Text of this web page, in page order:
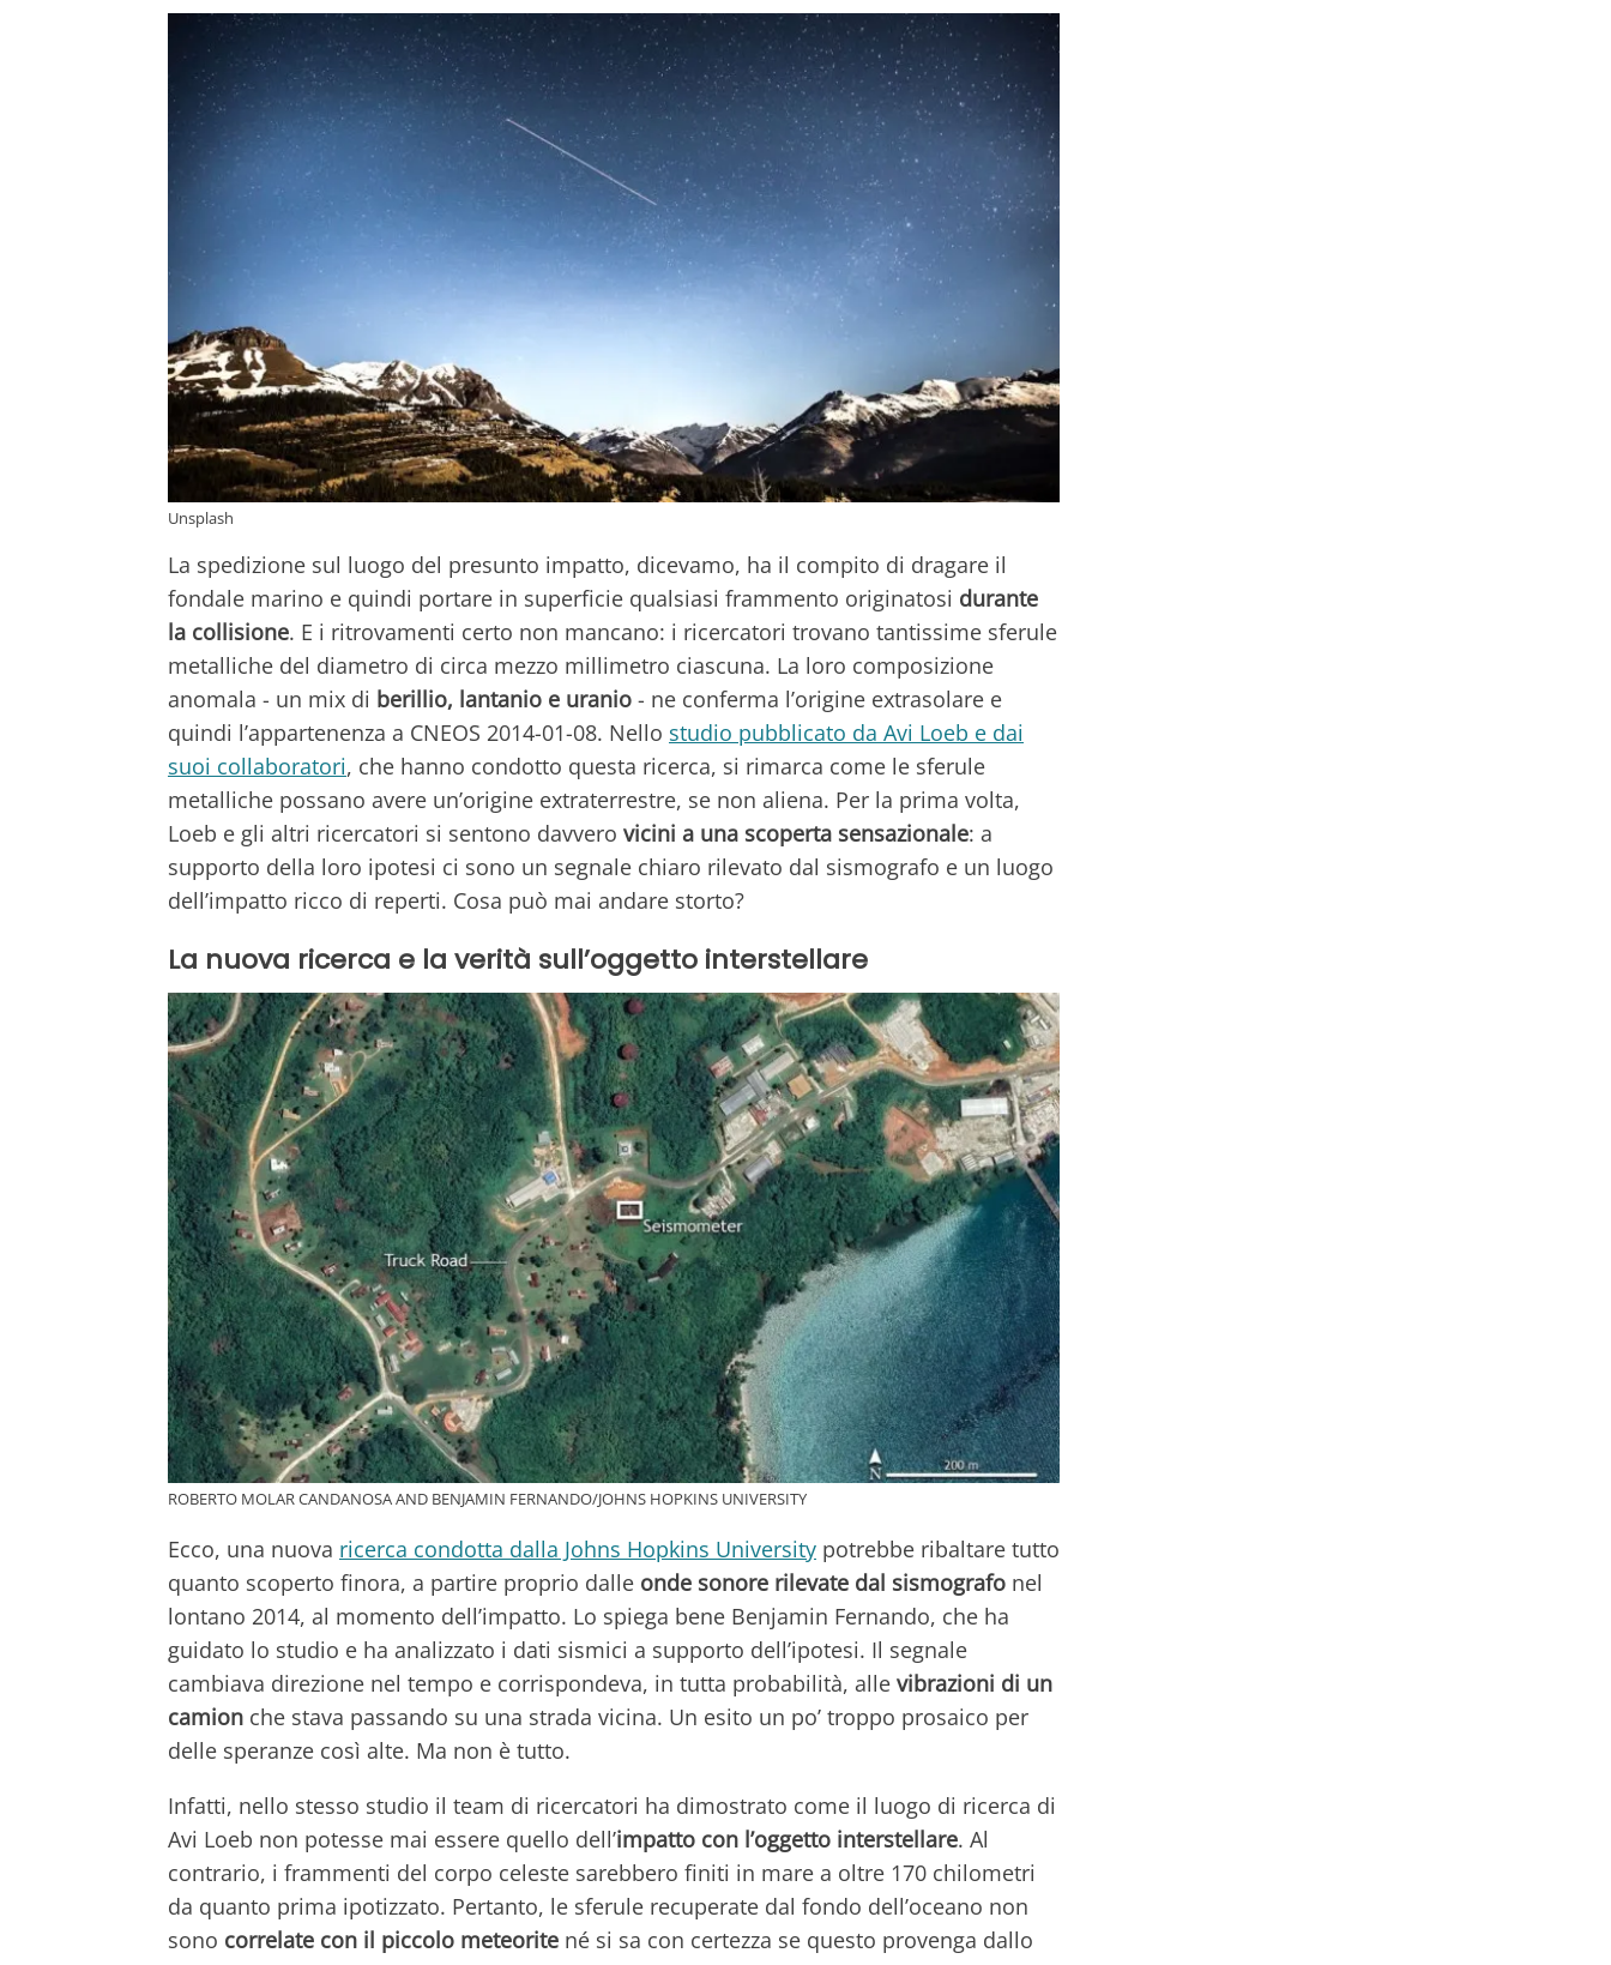
Unsplash
La spedizione sul luogo del presunto impatto, dicevamo, ha il compito di dragare il
fondale marino e quindi portare in superficie qualsiasi frammento originatosi durante
la collisione. E i ritrovamenti certo non mancano: i ricercatori trovano tantissime sferule
metalliche del diametro di circa mezzo millimetro ciascuna. La loro composizione
anomala - un mix di berillio, lantanio e uranio - ne conferma l’origine extrasolare e
quindi l’appartenenza a CNEOS 2014-01-08. Nello studio pubblicato da Avi Loeb e dai
suoi collaboratori, che hanno condotto questa ricerca, si rimarca come le sferule
metalliche possano avere un’origine extraterrestre, se non aliena. Per la prima volta,
Loeb e gli altri ricercatori si sentono davvero vicini a una scoperta sensazionale: a
supporto della loro ipotesi ci sono un segnale chiaro rilevato dal sismografo e un luogo
dell’impatto ricco di reperti. Cosa può mai andare storto?
La nuova ricerca e la verità sull’oggetto interstellare
ROBERTO MOLAR CANDANOSA AND BENJAMIN FERNANDO/JOHNS HOPKINS UNIVERSITY
Ecco, una nuova ricerca condotta dalla Johns Hopkins University potrebbe ribaltare tutto
quanto scoperto finora, a partire proprio dalle onde sonore rilevate dal sismografo nel
lontano 2014, al momento dell’impatto. Lo spiega bene Benjamin Fernando, che ha
guidato lo studio e ha analizzato i dati sismici a supporto dell’ipotesi. Il segnale
cambiava direzione nel tempo e corrispondeva, in tutta probabilità, alle vibrazioni di un
camion che stava passando su una strada vicina. Un esito un po’ troppo prosaico per
delle speranze così alte. Ma non è tutto.
Infatti, nello stesso studio il team di ricercatori ha dimostrato come il luogo di ricerca di
Avi Loeb non potesse mai essere quello dell’impatto con l’oggetto interstellare. Al
contrario, i frammenti del corpo celeste sarebbero finiti in mare a oltre 170 chilometri
da quanto prima ipotizzato. Pertanto, le sferule recuperate dal fondo dell’oceano non
sono correlate con il piccolo meteorite né si sa con certezza se questo provenga dallo